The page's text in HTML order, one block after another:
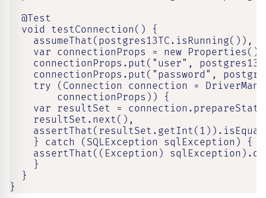
  @Test
  void testConnection() {
    assumeThat(postgres13TC.isRunning()),
    var connectionProps = new Properties(),
connectionProps.put("user",
connectionProps.put("password",
try (Connection connection =
        connectionProps)) {
var resultSet =
    resultSet.next(),
    } catch (SQLException sqlException) {
assertThat((Exception)
    }
  }
}